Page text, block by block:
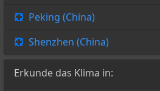
Peking (China)
Shenzhen (China)
Erkunde das Klima in: